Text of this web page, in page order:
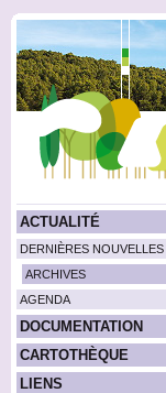
ACTUALITÉ
DERNIÈRES NOUVELLES
ARCHIVES
AGENDA
DOCUMENTATION
CARTOTHÈQUE
LIENS